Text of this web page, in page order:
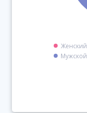
Женский
Мужской